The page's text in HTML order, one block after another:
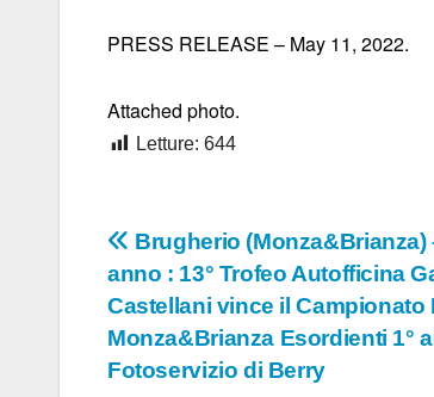
PRESS RELEASE – May 11, 2022.
Attached photo.
Letture: 644
Navigazione
articoli
Brugherio (Monza&Brianza)
anno : 13° Trofeo Autofficina
Castellani vince il Campionato
Monza&Brianza Esordienti 1°
Fotoservizio di Berry